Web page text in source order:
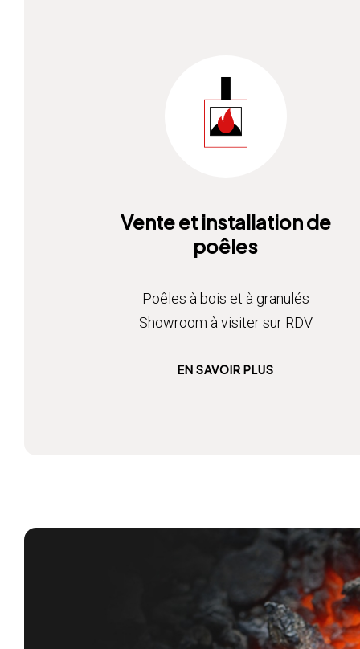
Vente et installation de
poêles
Poêles à bois et à granulés
Showroom à visiter sur RDV
EN SAVOIR PLUS